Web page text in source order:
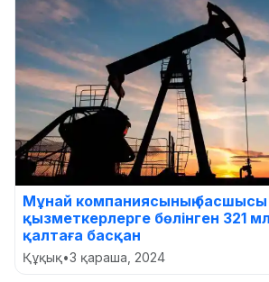
Мұнай компаниясының басшысы
қызметкерлерге бөлінген 321
қалтаға басқан
Құқық•3 қараша, 2024